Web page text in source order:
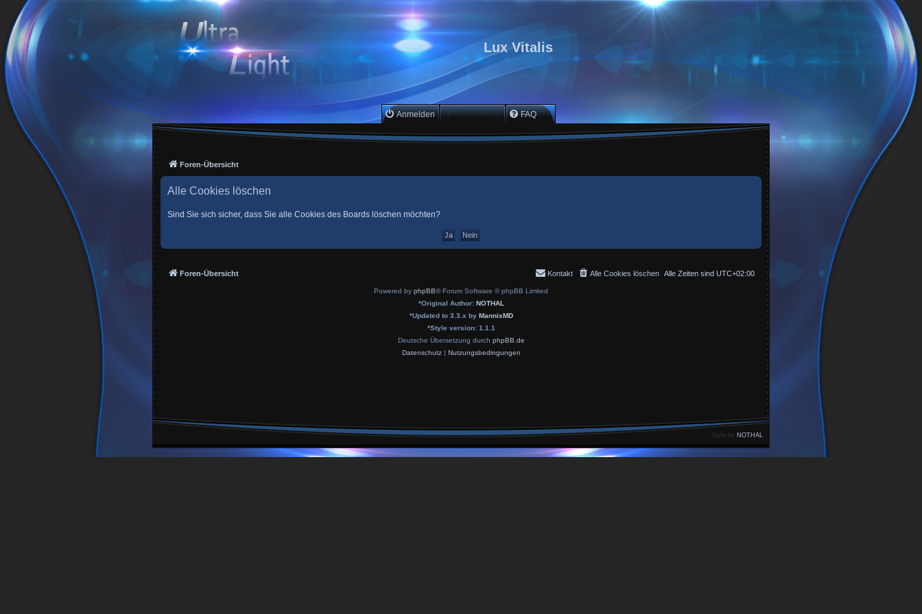
Lux Vitalis
Anmelden Registrieren FAQ
Foren-Übersicht
Alle Cookies löschen
Sind Sie sich sicher, dass Sie alle Cookies des Boards löschen möchten?
Foren-Übersicht Alle Zeiten sind UTC+02:00
Alle Cookies löschen
Kontakt
Powered by phpBB® Forum Software © phpBB Limited
*Original Author: NOTHAL
*Updated to 3.3.x by MannixMD
*Style version: 1.1.1
Deutsche Übersetzung durch phpBB.de
Datenschutz| Nutzungsbedingungen
Style by NOTHAL